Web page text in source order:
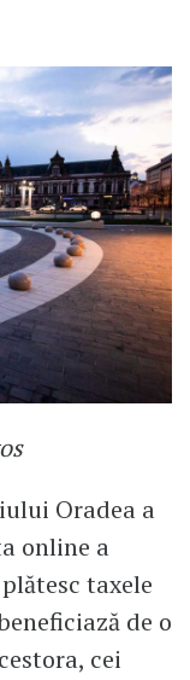
Oradea a
online a
taxele
de o
cei